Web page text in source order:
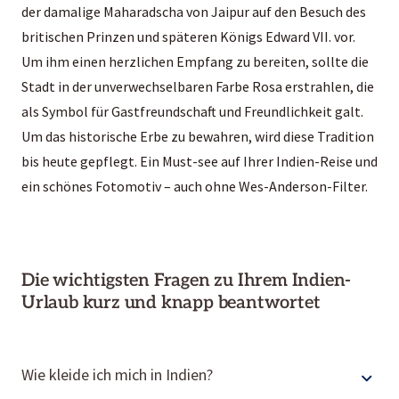
der damalige Maharadscha von Jaipur auf den Besuch des
britischen Prinzen und späteren Königs Edward VII. vor.
Um ihm einen herzlichen Empfang zu bereiten, sollte die
Stadt in der unverwechselbaren Farbe Rosa erstrahlen, die
als Symbol für Gastfreundschaft und Freundlichkeit galt.
Um das historische Erbe zu bewahren, wird diese Tradition
bis heute gepflegt. Ein Must-see auf Ihrer Indien-Reise und
ein schönes Fotomotiv – auch ohne Wes-Anderson-Filter.
Die wichtigsten Fragen zu Ihrem Indien-
Urlaub kurz und knapp beantwortet
Wie kleide ich mich in Indien?